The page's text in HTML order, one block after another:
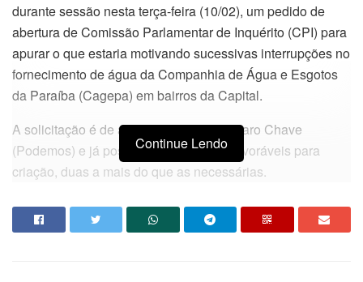
durante sessão nesta terça-feira (10/02), um pedido de
abertura de Comissão Parlamentar de Inquérito (CPI) para
apurar o que estaria motivando sucessivas interrupções no
fornecimento de água da Companhia de Água e Esgotos
da Paraíba (Cagepa) em bairros da Capital.
A solicitação é de autoria do vereador Icaro Chave
(Podemos) e já possui 12 assinaturas favoráveis para
criação, duas a mais do que as necessárias.
Na justificativa para o requerimento, o parlamentar alegou
que teve dificuldades em ter explicações da Cagepa sobre
Continue Lendo